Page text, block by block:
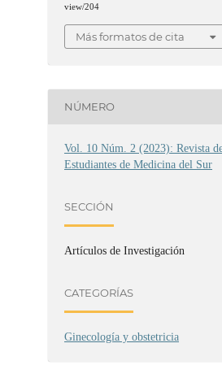
view/204
Más formatos de cita
NÚMERO
Vol. 10 Núm. 2 (2023): Revista
Estudiantes de Medicina del Sur
SECCIÓN
Artículos de Investigación
CATEGORÍAS
Ginecología y obstetricia